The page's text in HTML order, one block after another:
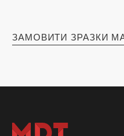
ЗАМОВИТИ ЗРАЗКИ